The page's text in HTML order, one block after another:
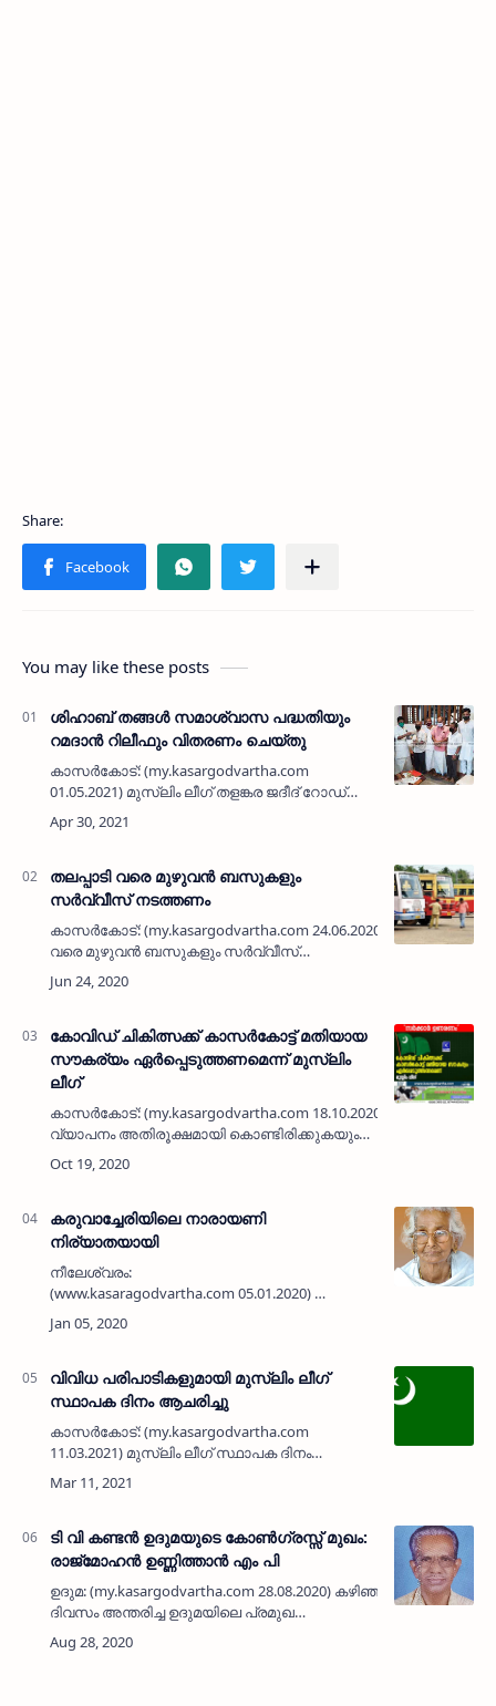
You may like these posts
ശിഹാബ് തങ്ങൾ സമാശ്വാസ പദ്ധതിയും
റമദാൻ റിലീഫും വിതരണം ചെയ്തു
കാസർകോട്: (my.kasargodvartha.com
01.05.2021) മുസ്ലിം ലീഗ് തളങ്കര ജദീദ് റോഡ്
സമാശ്വാസ പദ്ധതിയും റമദാൻ റിലീഫും ജില്ലാ
തലപ്പാടി വരെ മുഴുവന്‍ ബസുകളും
സര്‍വ്വീസ് നടത്തണം
കാസര്‍കോട്: (my.kasargodvartha.com 24.06.2020) തലപ്പാടി
വരെ മുഴുവന്‍ ബസുകളും സര്‍വ്വീസ്
അറിയിച്ചു. മഞ്ചേശ്വരം വരെ സര്‍വ്വീസ്…
കോവിഡ് ചികിത്സക്ക് കാസർകോട്ട് മതിയായ
സൗകര്യം ഏര്‍പ്പെടുത്തണമെന്ന് മുസ്ലിം
ലീഗ്
കാസര്‍കോട്: (my.kasargodvartha.com 18.10.2020) കോവിഡ്
വ്യാപനം അതിരൂക്ഷമായി കൊണ്ടിരിക്കുകയും
സാഹചര്യത്തില്‍ ജില്ലയില്‍ കോവിഡ് ചിക…
കരുവാച്ചേരിയിലെ നാരായണി
നിര്യാതയായി
നീലേശ്വരം:
(www.kasaragodvartha.com 05.01.2020)
ഒതേനന്റെ ഭാര്യ പാക്കന്‍ നാരായണി (100)
വിവിധ പരിപാടികളുമായി മുസ്ലിം ലീഗ്
സ്ഥാപക ദിനം ആചരിച്ചു
കാസർകോട്: (my.kasargodvartha.com
11.03.2021) മുസ്ലിം ലീഗ് സ്ഥാപക ദിനം
വാർഡ് തലങ്ങളിൽ വിവിധ പരിപാടികളോടെ
ജീവന …
ടി വി കണ്ടൻ ഉദുമയുടെ കോൺഗ്രസ്സ് മുഖം:
രാജ്മോഹൻ ഉണ്ണിത്താൻ എം പി
ഉദുമ: (my.kasargodvartha.com 28.08.2020) കഴിഞ്ഞ
ദിവസം അന്തരിച്ച ഉദുമയിലെ പ്രമുഖ
നിര്യണത്തിൽ ഉദുമ മണ്ഡലം കോൺഗ്രസ്സ്